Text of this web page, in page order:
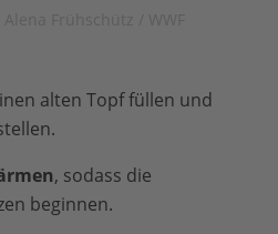
alten Topf füllen und
, sodass die
beginnen.